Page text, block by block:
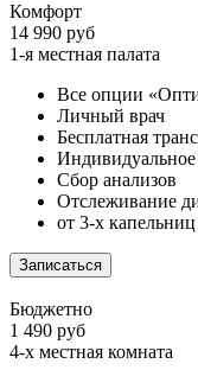
Комфорт
14 990 руб
1-я местная палата
Все опции
Личный врач
Бесплатная
Сбор анализов
Отслеживание
от 3-х
Записаться
Бюджетно
1 490 руб
4-х местная комната